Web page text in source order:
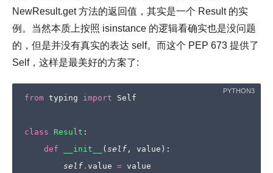
NewResult.get 方法的返回值，其实是一个 Result 的实
例。当然本质上按照 isinstance 的逻辑看确实也是没问题
的，但是并没有真实的表达 self。而这个 PEP 673 提供了
Self，这样是最美好的方案了:
from typing import Self
class Result :
def
__init__ ( self , value ):
self . value = value